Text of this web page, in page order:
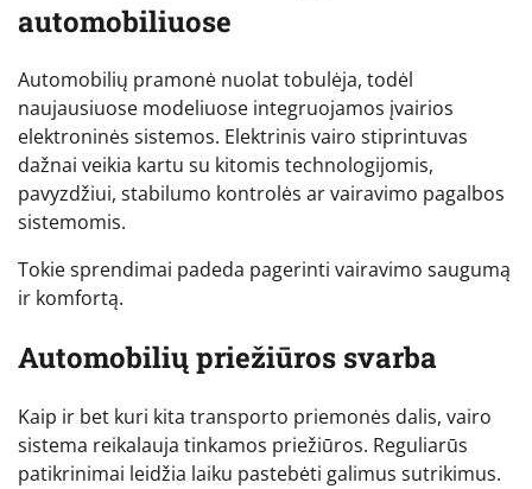
automobiliuose
Automobilių pramonė nuolat tobulėja, todėl
naujausiuose modeliuose integruojamos įvairios
elektroninės sistemos. Elektrinis vairo stiprintuvas
dažnai veikia kartu su kitomis technologijomis,
pavyzdžiui, stabilumo kontrolės ar vairavimo pagalbos
sistemomis.
Tokie sprendimai padeda pagerinti vairavimo saugumą
ir komfortą.
Automobilių priežiūros svarba
Kaip ir bet kuri kita transporto priemonės dalis, vairo
sistema reikalauja tinkamos priežiūros. Reguliarūs
patikrinimai leidžia laiku pastebėti galimus sutrikimus.